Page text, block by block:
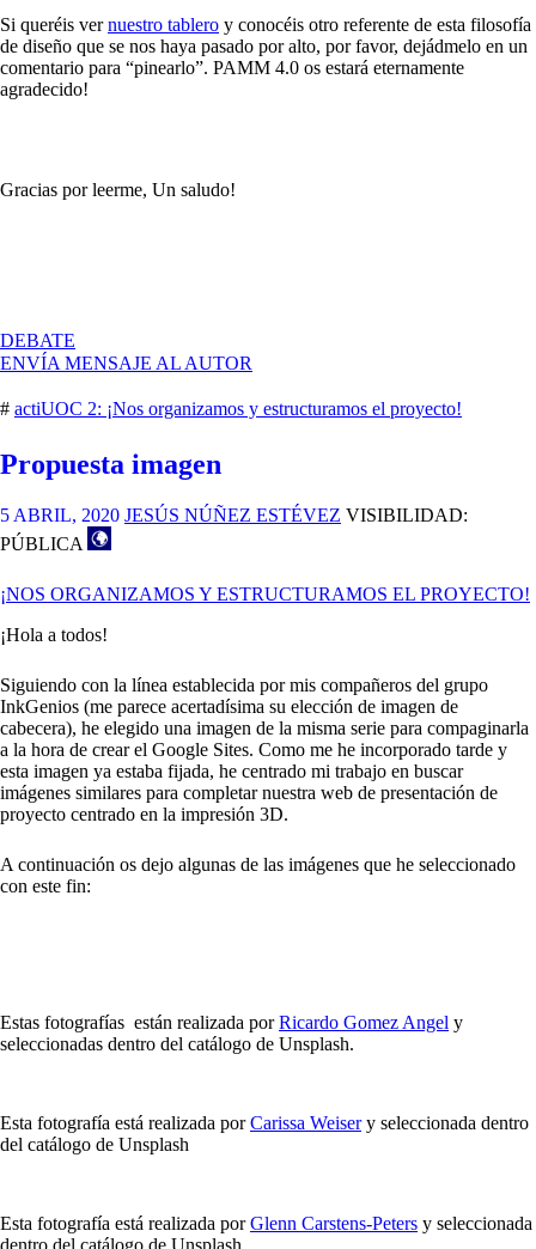
Si queréis vernuestro tablero y conocéis otro referente de esta filosofía
de diseño que se nos haya pasado por alto, por favor, dejádmelo en un
comentario para “pinearlo”. PAMM 4.0 os estará eternamente
agradecido!
Gracias por leerme, Un saludo!
DEBATE
MOBILIARIO
E
INTELIGENTE.
ENVÍA MENSAJE AL AUTOR
# actiUOC 2: ¡Nos organizamos y estructuramos el proyecto!
Propuesta imagen
5 ABRIL, 2020 JESÚS NÚÑEZ ESTÉVEZ VISIBILIDAD:
PÚBLICA
¡NOS ORGANIZAMOS Y ESTRUCTURAMOS EL PROYECTO!
¡Hola a todos!
Siguiendo con la línea establecida por mis compañeros del grupo
InkGenios (me parece acertadísima su elección de imagen de
cabecera), he elegido una imagen de la misma serie para compaginarla
a la hora de crear el Google Sites. Como me he incorporado tarde y
esta imagen ya estaba fijada, he centrado mi trabajo en buscar
imágenes similares para completar nuestra web de presentación de
proyecto centrado en la impresión 3D.
A continuación os dejo algunas de las imágenes que he seleccionado
con este fin:
Estas fotografías están realizada porRicardo Gomez Angel y
seleccionadas dentro del catálogo de Unsplash.
Esta fotografía está realizada porCarissa Weisery seleccionada dentro
del catálogo de Unsplash
Esta fotografía está realizada porGlenn Carstens-Peters y seleccionada